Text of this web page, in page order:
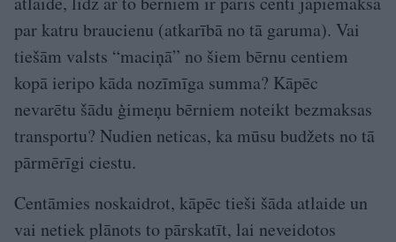
par katru braucienu (atkarībā no tā garuma). Vai
tiešām valsts “maciņā” no šiem bērnu centiem
kopā ieripo kāda nozīmīga summa? Kāpēc
nevarētu šādu ģimeņu bērniem noteikt bezmaksas
transportu? Nudien neticas, ka mūsu budžets no tā
pārmērīgi ciestu.
Centāmies noskaidrot, kāpēc tieši šāda atlaide un
vai netiek plānots to pārskatīt, lai neveidotos